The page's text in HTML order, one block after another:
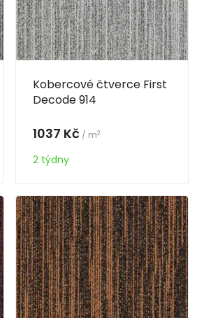
Kobercové čtverce First
Decode 914
1037 Kč / m2
2 týdny